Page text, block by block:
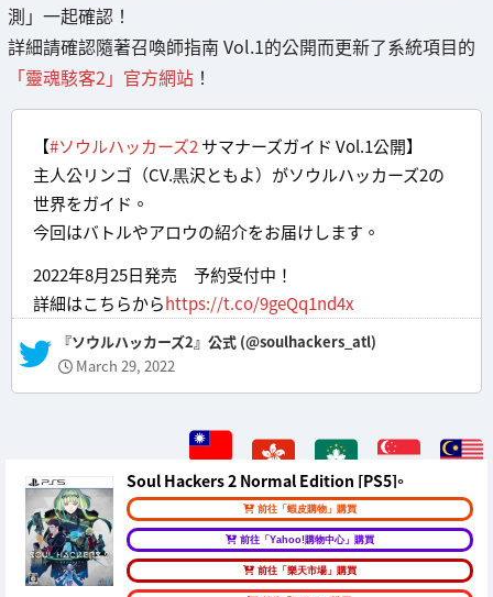
測」一起確認！
詳細請確認隨著召喚師指南 Vol.1的公開而更新了系統項目的
「靈魂駭客2」官方網站 ！
【#ソウルハッカーズ2 サマナーズガイド Vol.1公開】
主人公リンゴ（CV.黒沢ともよ）がソウルハッカーズ2の
世界をガイド。
今回はバトルやアロウの紹介をお届けします。
2022年8月25日発売 予約受付中！
詳細はこちらからhttps://t.co/9geQq1nd4x
— 『ソウルハッカーズ2』公式 (@soulhackers_atl)
March 29, 2022
Soul Hackers 2 Normal Edition [PS5]。
前往「蝦皮購物」購買
前往「Yahoo!購物中心」購買
前往「樂天市場」購買